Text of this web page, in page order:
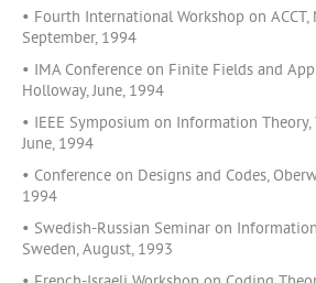
• Fourth International Workshop on ACCT,
September, 1994
• IMA Conference on Finite Fields and
Holloway, June, 1994
• IEEE Symposium on Information Theory,
June, 1994
• Conference on Designs and Codes,
1994
• Swedish-Russian Seminar on
Sweden, August, 1993